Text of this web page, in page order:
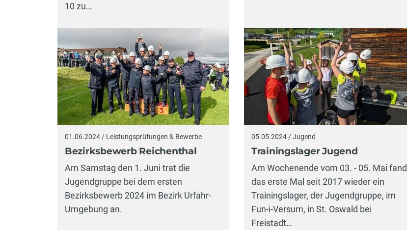
10 zu…
01.06.2024 / Leistungsprüfungen & Bewerbe
Bezirksbewerb Reichenthal
Am Samstag den 1. Juni trat die
Jugendgruppe bei dem ersten
Bezirksbewerb 2024 im Bezirk Urfahr-
Umgebung an.
05.05.2024 / Jugend
Trainingslager Jugend
Am Wochenende vom 03. - 05. Mai fand
das erste Mal seit 2017 wieder ein
Trainingslager, der Jugendgruppe, im
Fun-i-Versum, in St. Oswald bei
Freistadt…